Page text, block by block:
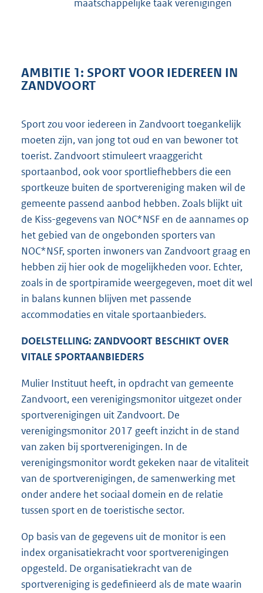
maatschappelijke taak verenigingen
AMBITIE 1: SPORT VOOR IEDEREEN IN
ZANDVOORT
Sport zou voor iedereen in Zandvoort toegankelijk
moeten zijn, van jong tot oud en van bewoner tot
toerist. Zandvoort stimuleert vraaggericht
sportaanbod, ook voor sportliefhebbers die een
sportkeuze buiten de sportvereniging maken wil de
gemeente passend aanbod hebben. Zoals blijkt uit
de Kiss-gegevens van NOC*NSF en de aannames op
het gebied van de ongebonden sporters van
NOC*NSF, sporten inwoners van Zandvoort graag en
hebben zij hier ook de mogelijkheden voor. Echter,
zoals in de sportpiramide weergegeven, moet dit wel
in balans kunnen blijven met passende
accommodaties en vitale sportaanbieders.
DOELSTELLING: ZANDVOORT BESCHIKT OVER
VITALE SPORTAANBIEDERS
Mulier Instituut heeft, in opdracht van gemeente
Zandvoort, een verenigingsmonitor uitgezet onder
sportverenigingen uit Zandvoort. De
verenigingsmonitor 2017 geeft inzicht in de stand
van zaken bij sportverenigingen. In de
verenigingsmonitor wordt gekeken naar de vitaliteit
van de sportverenigingen, de samenwerking met
onder andere het sociaal domein en de relatie
tussen sport en de toeristische sector.
Op basis van de gegevens uit de monitor is een
index organisatiekracht voor sportverenigingen
opgesteld. De organisatiekracht van de
sportvereniging is gedefinieerd als de mate waarin